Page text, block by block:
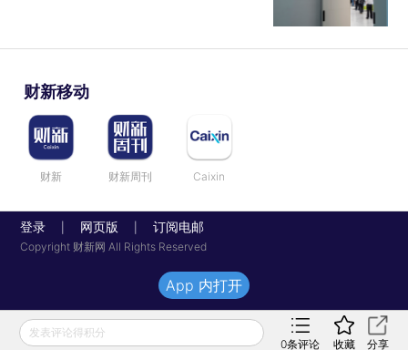
财新移动
财新 财新周刊 Caixin
登录 网页版 订阅电邮
Copyright 财新网 All Rights Reserved
发表评论得积分
0条评论 收藏 分享
App 内打开